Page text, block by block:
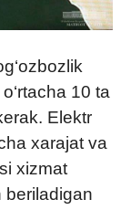
10 ta
Elektr
xarajat va
xizmat
beriladigan